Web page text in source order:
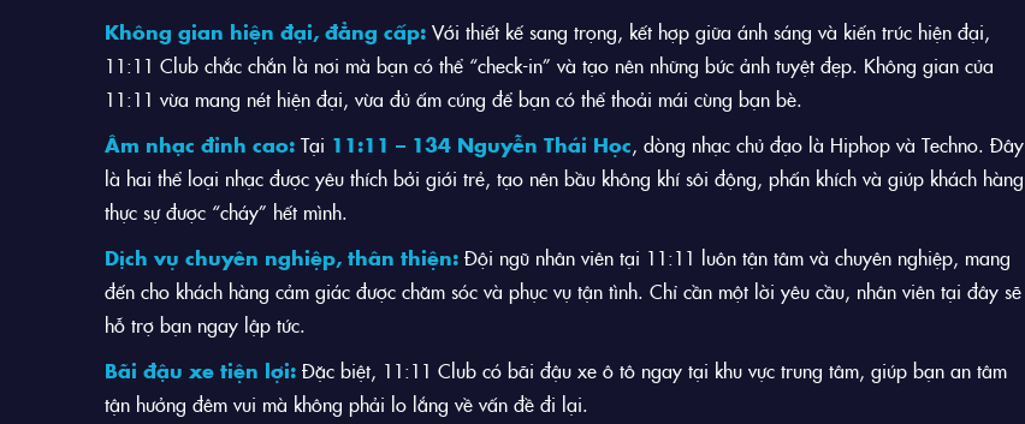
Không gian hiện đại, đẳng cấp: Với thiết kế sang trọng, kết hợp giữa ánh sáng và kiến trúc hiện đại,
11:11 Club chắc chắn là nơi mà bạn có thể “check-in” và tạo nên những bức ảnh tuyệt đẹp. Không gian của
11:11 vừa mang nét hiện đại, vừa đủ ấm cúng để bạn có thể thoải mái cùng bạn bè.
Âm nhạc đỉnh cao: Tại 11:11 – 134 Nguyễn Thái Học, dòng nhạc chủ đạo là Hiphop và Techno. Đây
là hai thể loại nhạc được yêu thích bởi giới trẻ, tạo nên bầu không khí sôi động, phấn khích và giúp khách hàng
thực sự được “cháy” hết mình.
Dịch vụ chuyên nghiệp, thân thiện: Đội ngũ nhân viên tại 11:11 luôn tận tâm và chuyên nghiệp, mang
đến cho khách hàng cảm giác được chăm sóc và phục vụ tận tình. Chỉ cần một lời yêu cầu, nhân viên tại đây sẽ
hỗ trợ bạn ngay lập tức.
Bãi đậu xe tiện lợi: Đặc biệt, 11:11 Club có bãi đậu xe ô tô ngay tại khu vực trung tâm, giúp bạn an tâm
tận hưởng đêm vui mà không phải lo lắng về vấn đề đi lại.